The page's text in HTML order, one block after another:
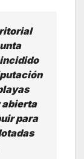
abierta
para